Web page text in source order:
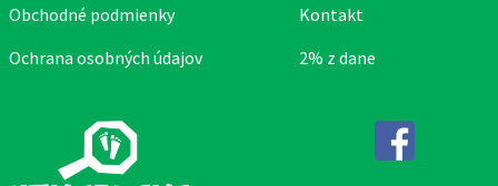
Obchodné podmienky
Ochrana osobných údajov
Kontakt
2% z dane